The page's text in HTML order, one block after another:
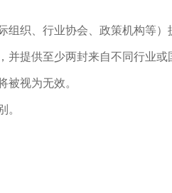
织、行业协会、政策机构等）
提供至少两封来自不同行业或
被视为无效。
。